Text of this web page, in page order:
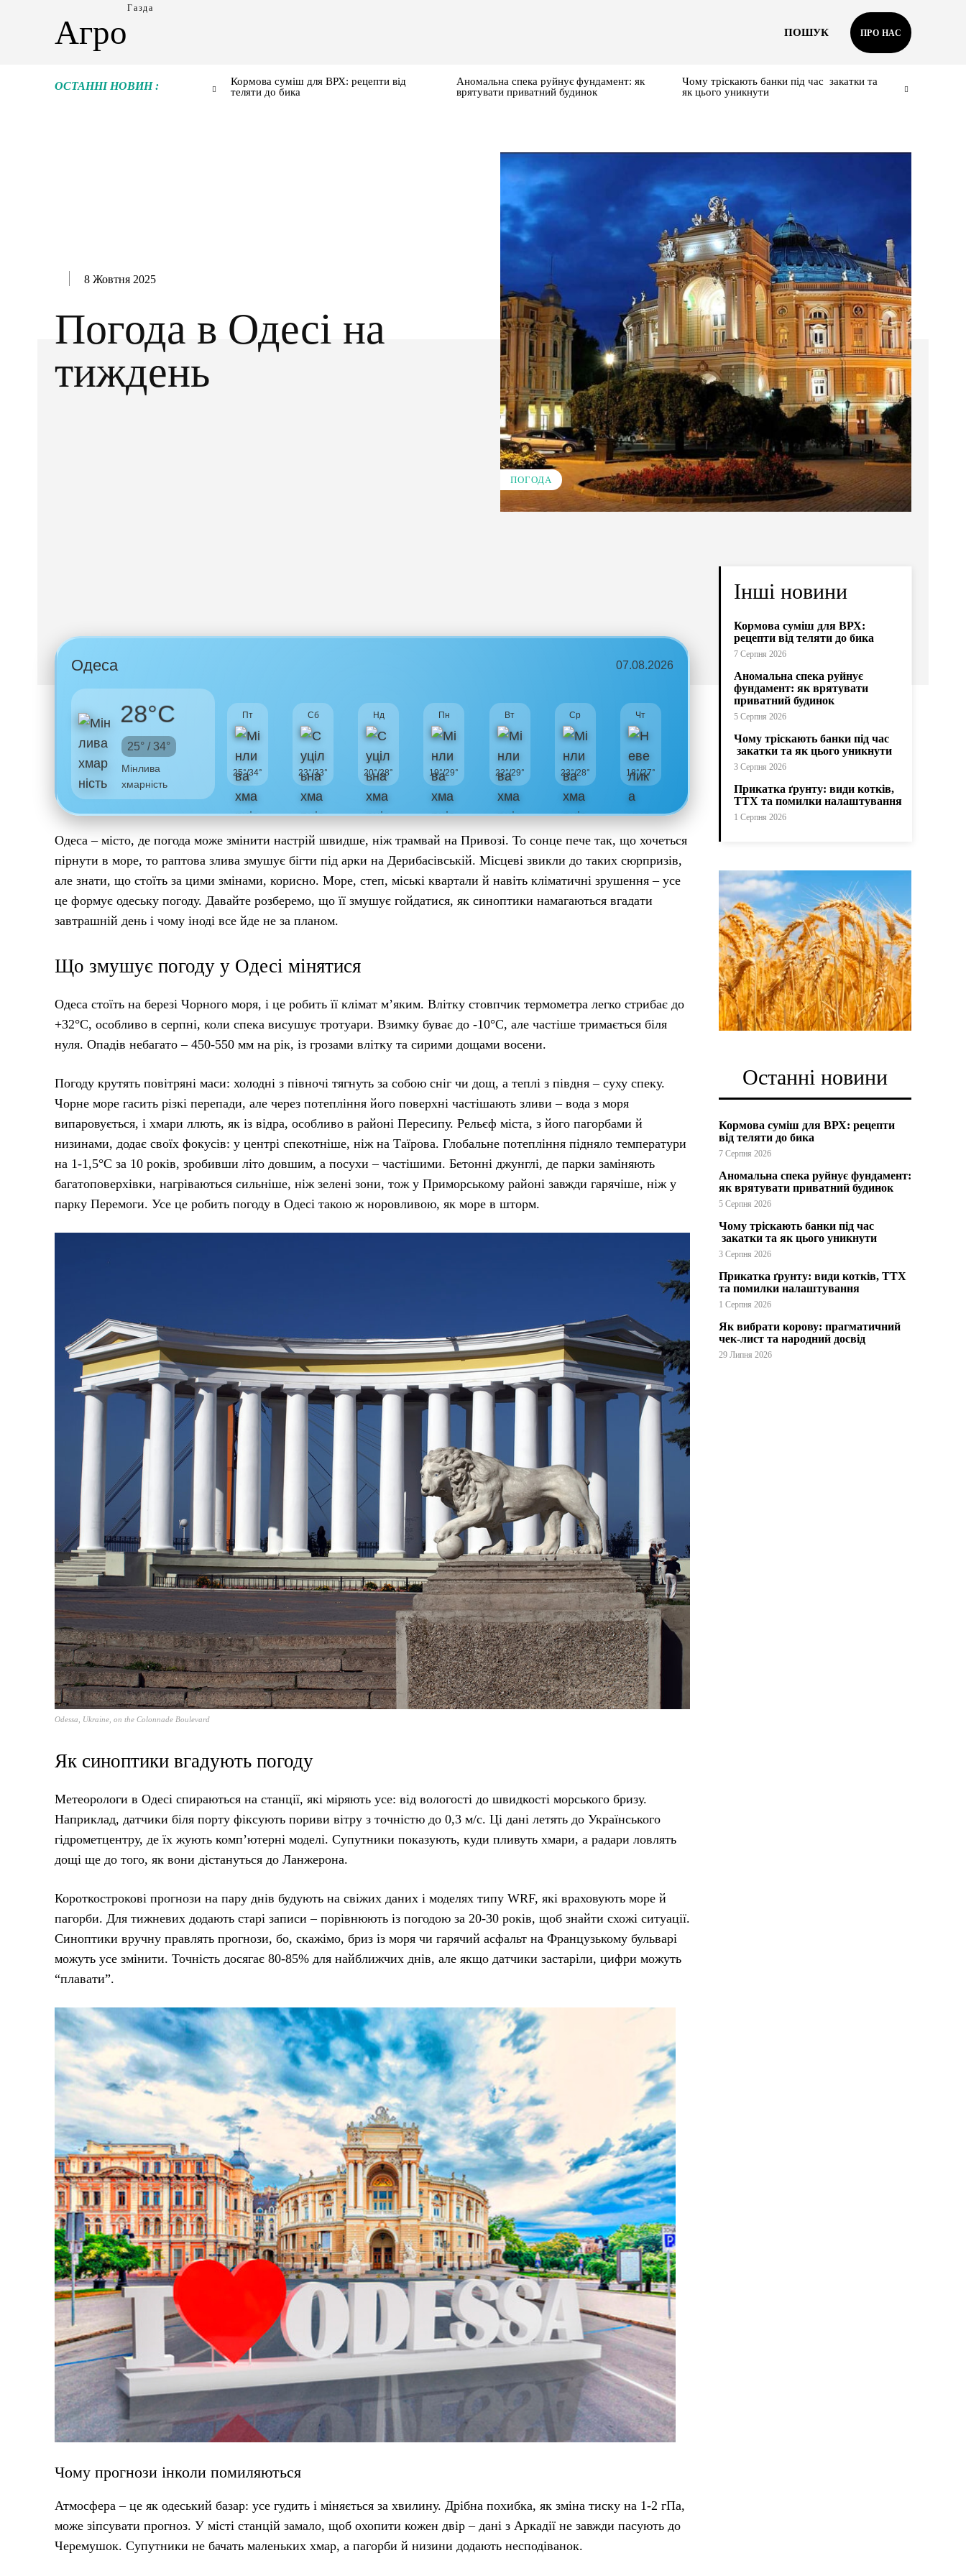
Агро
Газда
ПОШУК ПРО НАС
ОСТАННІ НОВИН :
Кормова суміш для ВРХ: рецепти від
теляти до бика
Аномальна спека руйнує фундамент: як
врятувати приватний будинок
Чому тріскають банки під час закатки та
як цього уникнути
8 Жовтня 2025
Погода в Одесі на
тиждень
ПОГОДА
Одеса 07.08.2026
28°C
25° / 34°
Мінлива
хмарність
Пт
25°/34°
Сб
23°/33°
Нд
20°/28°
Пн
19°/29°
Вт
22°/29°
Ср
23°/28°
Чт
18°/27°
Одеса – місто, де погода може змінити настрій швидше, ніж трамвай на Привозі. То сонце пече так, що хочеться
пірнути в море, то раптова злива змушує бігти під арки на Дерибасівській. Місцеві звикли до таких сюрпризів,
але знати, що стоїть за цими змінами, корисно. Море, степ, міські квартали й навіть кліматичні зрушення – усе
це формує одеську погоду. Давайте розберемо, що її змушує гойдатися, як синоптики намагаються вгадати
завтрашній день і чому іноді все йде не за планом.
Що змушує погоду у Одесі мінятися
Одеса стоїть на березі Чорного моря, і це робить її клімат м’яким. Влітку стовпчик термометра легко стрибає до
+32°C, особливо в серпні, коли спека висушує тротуари. Взимку буває до -10°C, але частіше тримається біля
нуля. Опадів небагато – 450-550 мм на рік, із грозами влітку та сирими дощами восени.
Погоду крутять повітряні маси: холодні з півночі тягнуть за собою сніг чи дощ, а теплі з півдня – суху спеку.
Чорне море гасить різкі перепади, але через потепління його поверхні частішають зливи – вода з моря
випаровується, і хмари ллють, як із відра, особливо в районі Пересипу. Рельєф міста, з його пагорбами й
низинами, додає своїх фокусів: у центрі спекотніше, ніж на Таїрова. Глобальне потепління підняло температури
на 1-1,5°C за 10 років, зробивши літо довшим, а посухи – частішими. Бетонні джунглі, де парки заміняють
багатоповерхівки, нагріваються сильніше, ніж зелені зони, тож у Приморському районі завжди гарячіше, ніж у
парку Перемоги. Усе це робить погоду в Одесі такою ж норовливою, як море в шторм.
Odessa, Ukraine, on the Colonnade Boulevard
Як синоптики вгадують погоду
Метеорологи в Одесі спираються на станції, які міряють усе: від вологості до швидкості морського бризу.
Наприклад, датчики біля порту фіксують пориви вітру з точністю до 0,3 м/с. Ці дані летять до Українського
гідрометцентру, де їх жують комп’ютерні моделі. Супутники показують, куди пливуть хмари, а радари ловлять
дощі ще до того, як вони дістануться до Ланжерона.
Короткострокові прогнози на пару днів будують на свіжих даних і моделях типу WRF, які враховують море й
пагорби. Для тижневих додають старі записи – порівнюють із погодою за 20-30 років, щоб знайти схожі ситуації.
Синоптики вручну правлять прогнози, бо, скажімо, бриз із моря чи гарячий асфальт на Французькому бульварі
можуть усе змінити. Точність досягає 80-85% для найближчих днів, але якщо датчики застаріли, цифри можуть
“плавати”.
Чому прогнози інколи помиляються
Атмосфера – це як одеський базар: усе гудить і міняється за хвилину. Дрібна похибка, як зміна тиску на 1-2 гПа,
може зіпсувати прогноз. У місті станцій замало, щоб охопити кожен двір – дані з Аркадії не завжди пасують до
Черемушок. Супутники не бачать маленьких хмар, а пагорби й низини додають несподіванок.
Інші новини
Кормова суміш для ВРХ:
рецепти від теляти до бика
7 Серпня 2026
Аномальна спека руйнує
фундамент: як врятувати
приватний будинок
5 Серпня 2026
Чому тріскають банки під час
закатки та як цього уникнути
3 Серпня 2026
Прикатка ґрунту: види котків,
ТТХ та помилки налаштування
1 Серпня 2026
Останні новини
Кормова суміш для ВРХ: рецепти
від теляти до бика
7 Серпня 2026
Аномальна спека руйнує фундамент:
як врятувати приватний будинок
5 Серпня 2026
Чому тріскають банки під час
закатки та як цього уникнути
3 Серпня 2026
Прикатка ґрунту: види котків, ТТХ
та помилки налаштування
1 Серпня 2026
Як вибрати корову: прагматичний
чек-лист та народний досвід
29 Липня 2026